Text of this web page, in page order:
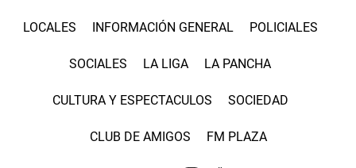
LOCALES INFORMACIÓN GENERAL POLICIALES
SOCIALES LA LIGA LA PANCHA
CULTURA Y ESPECTACULOS SOCIEDAD
CLUB DE AMIGOS FM PLAZA